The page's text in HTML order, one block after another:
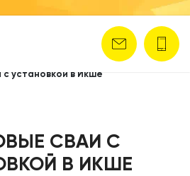
с установкой в Икше
СВАИ С
В ИКШЕ